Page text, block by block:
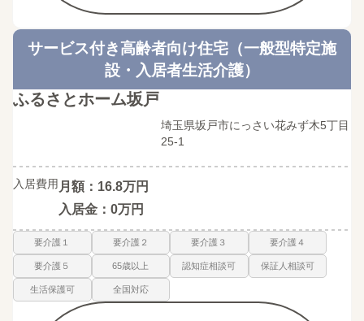
サービス付き高齢者向け住宅（一般型特定施
設・入居者生活介護）
ふるさとホーム坂戸
埼玉県坂戸市にっさい花みず木5丁目
25-1
入居費用 月額：16.8万円
入居金：0万円
要介護１ 要介護２ 要介護３ 要介護４
要介護５ 65歳以上 認知症相談可 保証人相談可
生活保護可 全国対応